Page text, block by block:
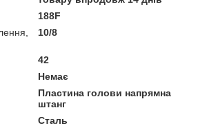
188F
10/8
42
Немає
Пластина голови напрямна
штанг
Сталь